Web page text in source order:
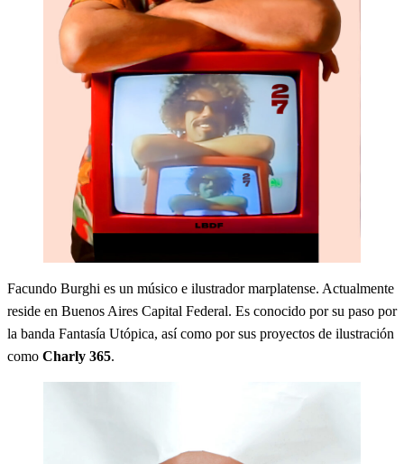
Facundo Burghi es un músico e ilustrador marplatense. Actualmente
reside en Buenos Aires Capital Federal. Es conocido por su paso por
la banda Fantasía Utópica, así como por sus proyectos de ilustración
como Charly 365.